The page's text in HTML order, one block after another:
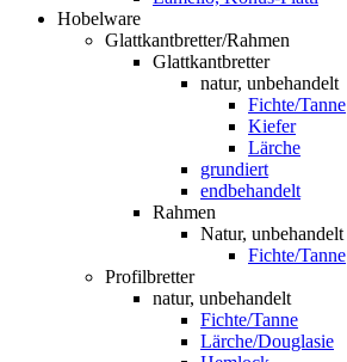
Hobelware
Glattkantbretter/Rahmen
Glattkantbretter
natur, unbehandelt
Fichte/Tanne
Kiefer
Lärche
grundiert
endbehandelt
Rahmen
Natur, unbehandelt
Fichte/Tanne
Profilbretter
natur, unbehandelt
Fichte/Tanne
Lärche/Douglasie